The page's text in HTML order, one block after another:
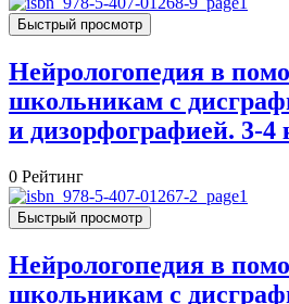
Быстрый просмотр
Нейрологопедия в
школьникам с
и дизорфографией. 3-4
0 Рейтинг
Быстрый просмотр
Нейрологопедия в
школьникам с